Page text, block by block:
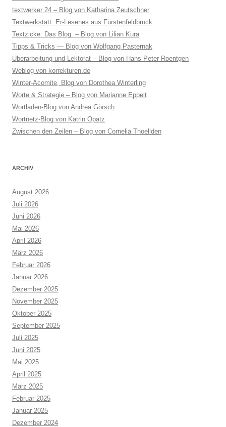
textwerker 24 – Blog von Katharina Zeutschner
Textwerkstatt: Er-Lesenes aus Fürstenfeldbruck
Textzicke. Das Blog. – Blog von Lilian Kura
Tipps & Tricks — Blog von Wolfgang Pasternak
Überarbeitung und Lektorat – Blog von Hans Peter Roentgen
Weblog von korrekturen.de
Winter-Acomite, Blog von Dorothea Winterling
Worte & Strategie – Blog von Marianne Eppelt
Wortladen-Blog von Andrea Görsch
Wortnetz-Blog von Katrin Opatz
Zwischen den Zeilen – Blog von Cornelia Thoellden
ARCHIV
August 2026
Juli 2026
Juni 2026
Mai 2026
April 2026
März 2026
Februar 2026
Januar 2026
Dezember 2025
November 2025
Oktober 2025
September 2025
Juli 2025
Juni 2025
Mai 2025
April 2025
März 2025
Februar 2025
Januar 2025
Dezember 2024